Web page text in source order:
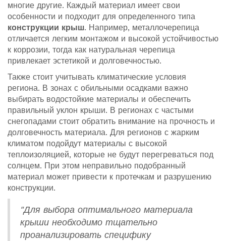
многие другие. Каждый материал имеет свои
особенности и подходит для определенного типа
конструкции крыш. Например, металлочерепица
отличается легким монтажом и высокой устойчивостью
к коррозии, тогда как натуральная черепица
привлекает эстетикой и долговечностью.
Также стоит учитывать климатические условия
региона. В зонах с обильными осадками важно
выбирать водостойкие материалы и обеспечить
правильный уклон крыши. В регионах с частыми
снегопадами стоит обратить внимание на прочность и
долговечность материала. Для регионов с жарким
климатом подойдут материалы с высокой
теплоизоляцией, которые не будут перегреваться под
солнцем. При этом неправильно подобранный
материал может привести к протечкам и разрушению
конструкции.
"Для выбора оптимального материала
крыши необходимо тщательно
проанализировать специфику